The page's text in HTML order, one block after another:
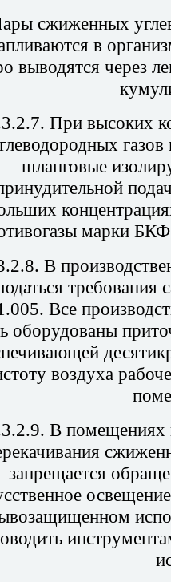
сжиженных
в
выводятся через
При высоких
шланговые
марки
В
Все
оборудованы
воздуха
В помещениях
запрещается